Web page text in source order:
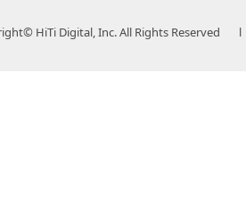
HiTi Digital, Inc. All Rights Reserved l